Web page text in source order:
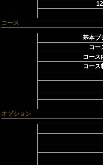
コース
基本プ
コー
コース
コース
オプション